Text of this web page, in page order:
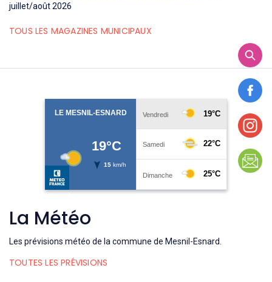
juillet/août 2026
TOUS LES MAGAZINES MUNICIPAUX
La Météo
Les prévisions météo de la commune de Mesnil-Esnard.
TOUTES LES PRÉVISIONS